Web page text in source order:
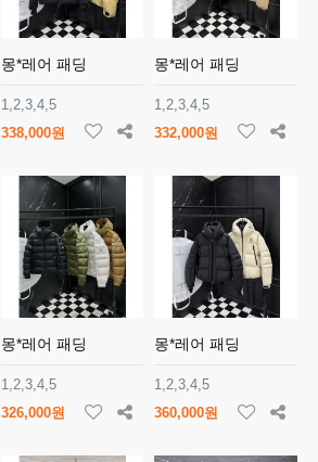
몽*레어 패딩
1,2,3,4,5
338,000원
몽*레어 패딩
1,2,3,4,5
332,000원
몽*레어 패딩
1,2,3,4,5
326,000원
몽*레어 패딩
1,2,3,4,5
360,000원